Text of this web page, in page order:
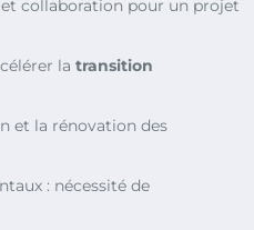
collaboration pour un projet
la transition
et la rénovation des
: nécessité de